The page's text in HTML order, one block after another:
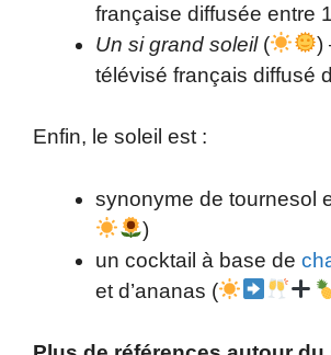
française diffusée entre
Un si grand soleil(
)
télévisé français diffusé
Enfin, le soleil est :
synonyme de tournesol
)
un cocktail à base de
et d’ananas (